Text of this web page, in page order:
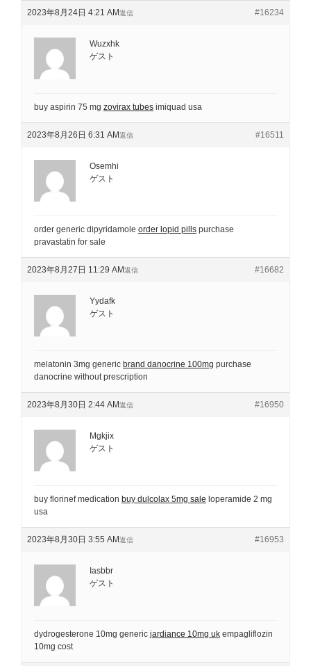
2023年8月24日 4:21 AM #16234
返信
Wuzxhk
ゲスト
buy aspirin 75 mg zovirax tubes imiquad usa
2023年8月26日 6:31 AM #16511
返信
Osemhi
ゲスト
order generic dipyridamole order lopid pills purchase
pravastatin for sale
2023年8月27日 11:29 AM #16682
返信
Yydafk
ゲスト
melatonin 3mg generic brand danocrine 100mg purchase
danocrine without prescription
2023年8月30日 2:44 AM #16950
返信
Mgkjix
ゲスト
buy florinef medication buy dulcolax 5mg sale loperamide 2 mg
usa
2023年8月30日 3:55 AM #16953
返信
Iasbbr
ゲスト
dydrogesterone 10mg generic jardiance 10mg uk empagliflozin
10mg cost